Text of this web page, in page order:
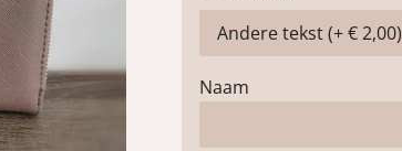
Naam